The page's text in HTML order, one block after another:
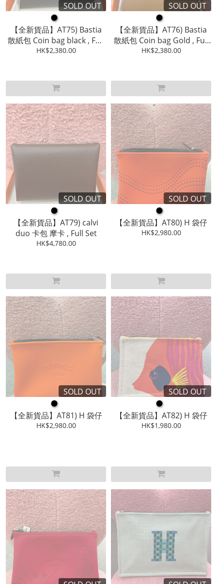
SOLD OUT
●
【全新貨品】AT75) Bastia
散紙包 Coin bag black , Full
Set
HK$2,380.00
SOLD OUT
●
【全新貨品】AT76) Bastia
散紙包 Coin bag Gold , Full
Set
HK$2,380.00
SOLD OUT
●
【全新貨品】AT79) calvi
duo 卡包 摩卡 , Full Set
HK$4,780.00
SOLD OUT
●
【全新貨品】AT80) H 袋仔
HK$2,980.00
SOLD OUT
●
【全新貨品】AT81) H 袋仔
HK$2,980.00
SOLD OUT
●
【全新貨品】AT82) H 袋仔
HK$1,980.00